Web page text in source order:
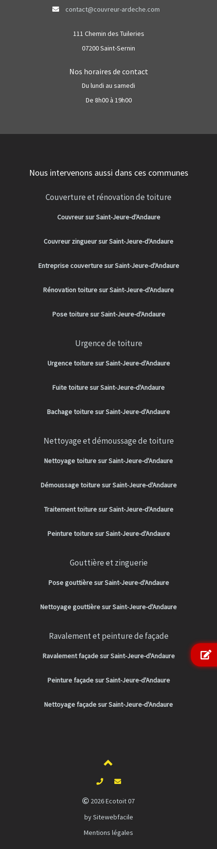
contact@couvreur-ardeche.com
111 Chemin des Tuileries
07200 Saint-Sernin
Nos horaires de contact
Du lundi au samedi
De 8h00 à 19h00
Nous intervenons aussi dans ces communes
Couverture et rénovation de toiture
Couvreur sur Saint-Jeure-d'Andaure
Couvreur zingueur sur Saint-Jeure-d'Andaure
Entreprise couverture sur Saint-Jeure-d'Andaure
Rénovation toiture sur Saint-Jeure-d'Andaure
Pose toiture sur Saint-Jeure-d'Andaure
Urgence de toiture
Urgence toiture sur Saint-Jeure-d'Andaure
Fuite toiture sur Saint-Jeure-d'Andaure
Bachage toiture sur Saint-Jeure-d'Andaure
Nettoyage et démoussage de toiture
Nettoyage toiture sur Saint-Jeure-d'Andaure
Démoussage toiture sur Saint-Jeure-d'Andaure
Traitement toiture sur Saint-Jeure-d'Andaure
Peinture toiture sur Saint-Jeure-d'Andaure
Gouttière et zinguerie
Pose gouttière sur Saint-Jeure-d'Andaure
Nettoyage gouttière sur Saint-Jeure-d'Andaure
Ravalement et peinture de façade
Ravalement façade sur Saint-Jeure-d'Andaure
Peinture façade sur Saint-Jeure-d'Andaure
Nettoyage façade sur Saint-Jeure-d'Andaure
2026 Ecotoit 07
by Sitewebfacile
Mentions légales